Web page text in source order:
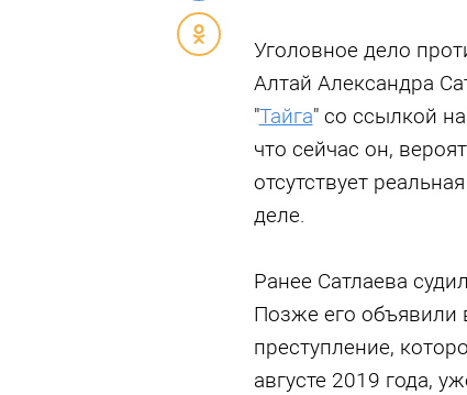
Уголовное дело
Алтай Александра
"Тайга" со ссылкой
что сейчас он,
отсутствует
деле.
Ранее Сатлаева
Позже его объявили
преступление,
августе 2019 года,